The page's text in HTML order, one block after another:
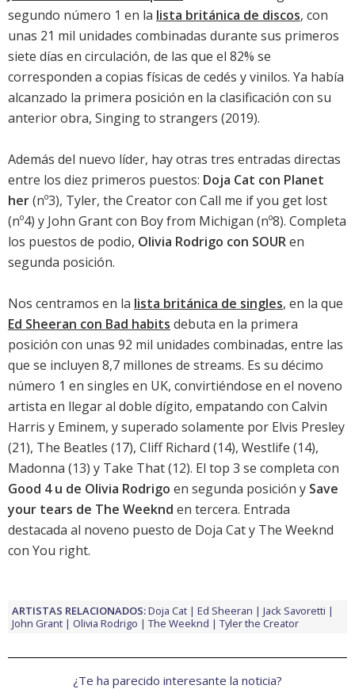
segundo número 1 en la lista británica de discos, con
unas 21 mil unidades combinadas durante sus primeros
siete días en circulación, de las que el 82% se
corresponden a copias físicas de cedés y vinilos. Ya había
alcanzado la primera posición en la clasificación con su
anterior obra, Singing to strangers (2019).
Además del nuevo líder, hay otras tres entradas directas
entre los diez primeros puestos: Doja Cat con Planet
her(nº3), Tyler, the Creator con Call me if you get lost
(nº4) y John Grant con Boy from Michigan (nº8). Completa
los puestos de podio, Olivia Rodrigo con SOURen
segunda posición.
Nos centramos en la lista británica de singles, en la que
Ed Sheeran con Bad habits debuta en la primera
posición con unas 92 mil unidades combinadas, entre las
que se incluyen 8,7 millones de streams. Es su décimo
número 1 en singles en UK, convirtiéndose en el noveno
artista en llegar al doble dígito, empatando con Calvin
Harris y Eminem, y superado solamente por Elvis Presley
(21), The Beatles (17), Cliff Richard (14), Westlife (14),
Madonna (13) y Take That (12). El top 3 se completa con
Good 4 u de Olivia Rodrigo en segunda posición y Save
your tears de The Weeknd en tercera. Entrada
destacada al noveno puesto de Doja Cat y The Weeknd
con You right.
ARTISTAS RELACIONADOS:Doja Cat Ed Sheeran
Jack Savoretti
John Grant
Olivia Rodrigo The Weeknd Tyler the Creator
¿Te ha parecido interesante la noticia?